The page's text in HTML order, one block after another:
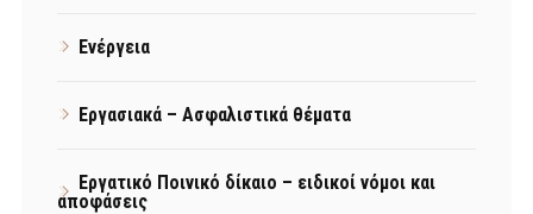
Ενέργεια
Εργασιακά – Ασφαλιστικά θέματα
Εργατικό Ποινικό δίκαιο – ειδικοί νόμοι και
αποφάσεις